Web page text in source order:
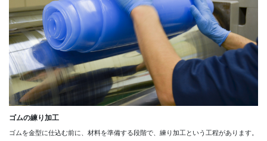
ゴムの練り加工
ゴムを金型に仕込む前に、材料を準備する段階で、練り加工という工程があります。